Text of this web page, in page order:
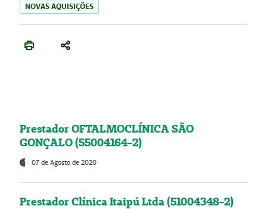
NOVAS AQUISIÇÕES
Prestador OFTALMOCLÍNICA SÃO
GONÇALO (55004164-2)
07 de Agosto de 2020
Prestador Clínica Itaipú Ltda (51004348-2)